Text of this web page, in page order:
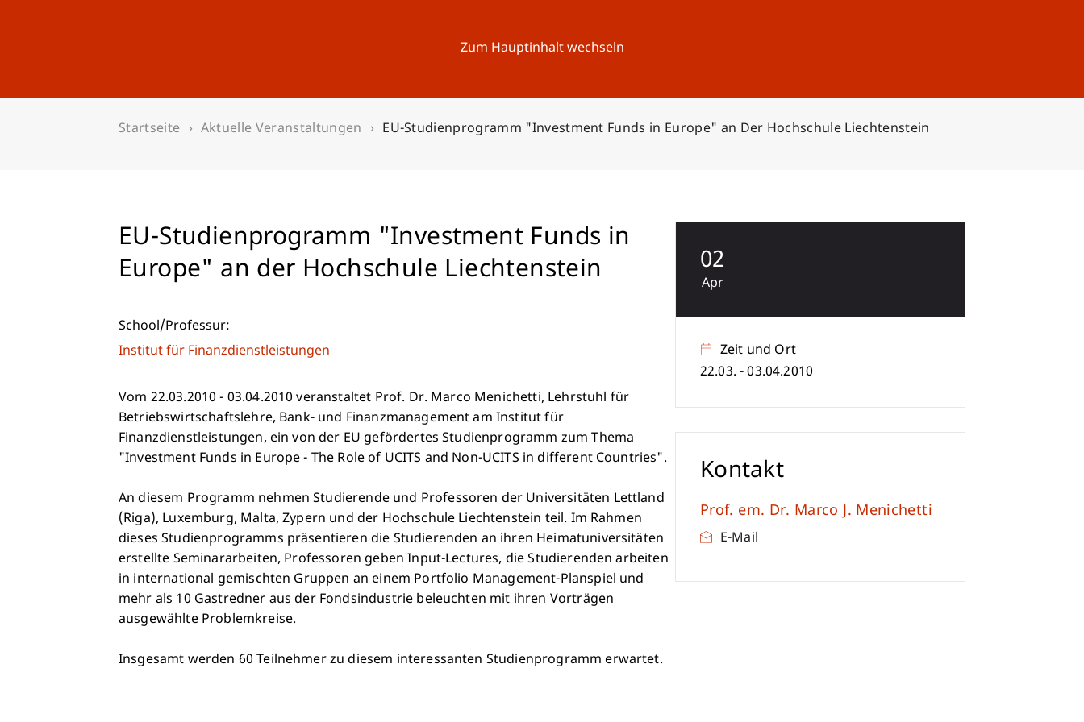
Zum Hauptinhalt wechseln
Universität Aktuelles
Startseite Aktuelle Veranstaltungen EU-Studienprogramm "Investment Funds in Europe" an Der Hochschule Liechtenstein
EU-Studienprogramm "Investment Funds in
Europe" an der Hochschule Liechtenstein
School/Professur:
Institut für Finanzdienstleistungen
Vom 22.03.2010 - 03.04.2010 veranstaltet Prof. Dr. Marco Menichetti, Lehrstuhl für
Betriebswirtschaftslehre, Bank- und Finanzmanagement am Institut für
Finanzdienstleistungen, ein von der EU gefördertes Studienprogramm zum Thema
"Investment Funds in Europe - The Role of UCITS and Non-UCITS in different Countries".
An diesem Programm nehmen Studierende und Professoren der Universitäten Lettland
(Riga), Luxemburg, Malta, Zypern und der Hochschule Liechtenstein teil. Im Rahmen
dieses Studienprogramms präsentieren die Studierenden an ihren Heimatuniversitäten
erstellte Seminararbeiten, Professoren geben Input-Lectures, die Studierenden arbeiten
in international gemischten Gruppen an einem Portfolio Management-Planspiel und
mehr als 10 Gastredner aus der Fondsindustrie beleuchten mit ihren Vorträgen
ausgewählte Problemkreise.
Insgesamt werden 60 Teilnehmer zu diesem interessanten Studienprogramm erwartet.
02
Apr
Zeit und Ort
22.03. - 03.04.2010
Kontakt
Prof. em. Dr. Marco J. Menichetti
E-Mail